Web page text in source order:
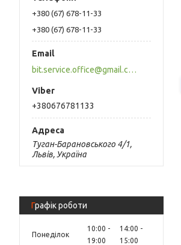
+380 (67) 678-11-33
+380 (67) 678-11-33
bit.service.office@gmail.com
+380676781133
Туган-Барановського 4/1,
Львів, Україна
Графік роботи
Понеділок
10:00
19:00
14:00
15:00